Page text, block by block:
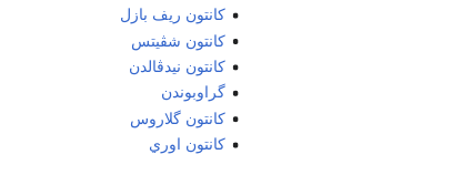
كانتون ريف بازل
كانتون شڤيتس
كانتون نيدڤالدن
گراوبوندن
كانتون گلاروس
كانتون اوري